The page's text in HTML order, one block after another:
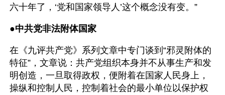
六十年了，‘党和国家领导人’这个概念没有变。”
●中共党非法附体国家
在《九评共产党》系列文章中专门谈到“邪灵附体的
特征”，文章说：共产党组织本身并不从事生产和发
明创造，一旦取得政权，便附着在国家人民身上，
操纵和控制人民，控制着社会的最小单位以保护权